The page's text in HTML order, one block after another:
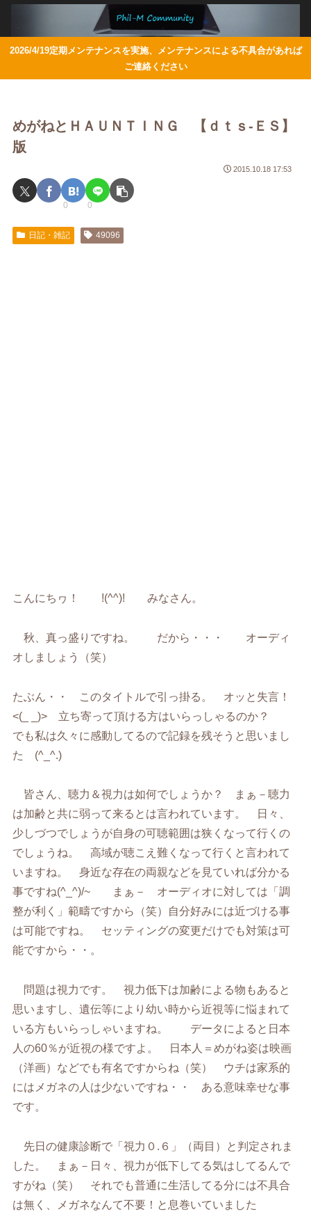
2026/4/19定期メンテナンスを実施、メンテナンスによる不具合があれば
ご連絡ください
めがねとＨＡＵＮＴＩＮＧ 【ｄｔｓ-ＥＳ】
版
2015.10.18 17:53
0 0
日記・雑記 49096
こんにちヮ！ !(^^)! みなさん。
秋、真っ盛りですね。 だから・・・ オーディ
オしましょう（笑）
たぶん・・ このタイトルで引っ掛る。 オッと失言！
<(_ _)> 立ち寄って頂ける方はいらっしゃるのか？
でも私は久々に感動してるので記録を残そうと思いまし
た (^_^.)
皆さん、聴力＆視力は如何でしょうか？ まぁ－聴力
は加齢と共に弱って来るとは言われています。 日々、
少しづつでしょうが自身の可聴範囲は狭くなって行くの
でしょうね。 高域が聴こえ難くなって行くと言われて
いますね。 身近な存在の両親などを見ていれば分かる
事ですね(^_^)/~ まぁ－ オーディオに対しては「調
整が利く」範疇ですから（笑）自分好みには近づける事
は可能ですね。 セッティングの変更だけでも対策は可
能ですから・・。
問題は視力です。 視力低下は加齢による物もあると
思いますし、遺伝等により幼い時から近視等に悩まれて
いる方もいらっしゃいますね。 データによると日本
人の60％が近視の様ですよ。 日本人＝めがね姿は映画
（洋画）などでも有名ですからね（笑） ウチは家系的
にはメガネの人は少ないですね・・ ある意味幸せな事
です。
先日の健康診断で「視力０.６」（両目）と判定されま
した。 まぁ－日々、視力が低下してる気はしてるんで
すがね（笑） それでも普通に生活してる分には不具合
は無く、メガネなんて不要！と息巻いていました